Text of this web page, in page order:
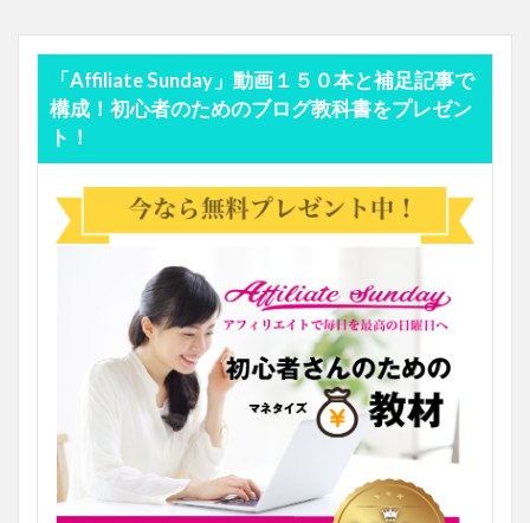
「Affiliate Sunday」動画１５０本と補足記事で
構成！初心者のためのブログ教科書をプレゼン
ト！